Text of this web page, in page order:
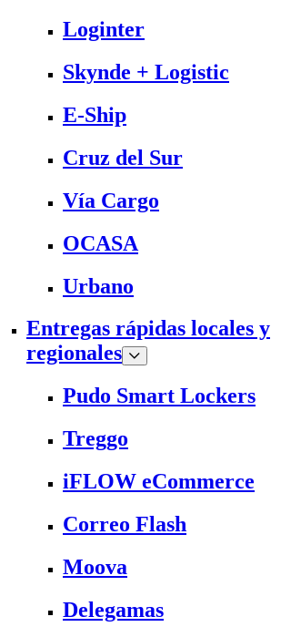
Loginter
Skynde + Logistic
E-Ship
Cruz del Sur
Vía Cargo
OCASA
Urbano
Entregas rápidas locales y
regionales
Pudo Smart Lockers
Treggo
iFLOW eCommerce
Correo Flash
Moova
Delegamas